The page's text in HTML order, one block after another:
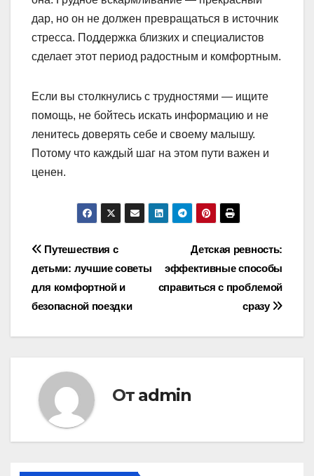
дар, но он не должен превращаться в источник
стресса. Поддержка близких и специалистов
сделает этот период радостным и комфортным.
Если вы столкнулись с трудностями — ищите
помощь, не бойтесь искать информацию и не
ленитесь доверять себе и своему малышу.
Потому что каждый шаг на этом пути важен и
ценен.
Навигация
по
записям
Детская ревность:
эффективные способы
справиться с проблемой
сразу
Путешествия с
детьми: лучшие советы
для комфортной и
безопасной поездки
От admin